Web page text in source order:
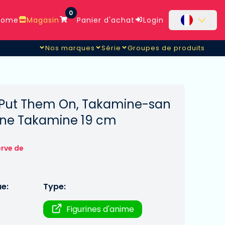
Magasin
0
Panier d'achat Login
Nos marques Série Groupes de produits
Them On, Takamine-san
Takamine 19 cm
de
Type:
Figurines d'anime